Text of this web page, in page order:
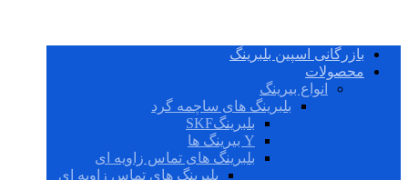
بازرگانی اسپین بلبرینگ
محصولات
انواع بیرینگ
بلبرینگ های ساچمه گرد
بلبرینگSKF
Y بیرینگ ها
بلبرینگ های تماس زاویه ای
بلبرینگ های تماس زاویه ای